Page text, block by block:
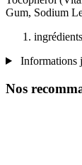
Gum, Sodium
Informations
Nos